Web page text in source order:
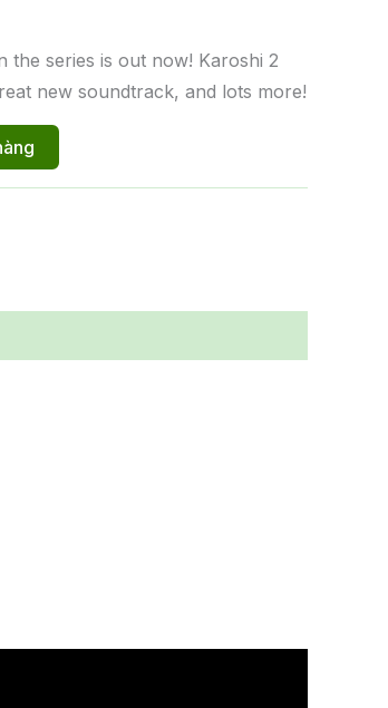
the series is out now! Karoshi 2
new soundtrack, and lots more!